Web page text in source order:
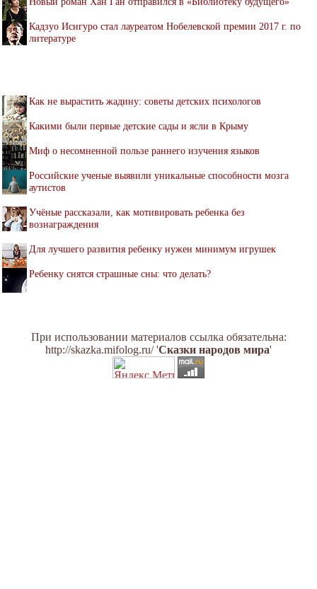
Кадзуо Исигуро стал лауреатом Нобелевской премии 2017 г. по
литературе
Как не вырастить жадину: советы детских психологов
Какими были первые детские сады и ясли в Крыму
Миф о несомненной пользе раннего изучения языков
Российские ученые выявили уникальные способности мозга
аутистов
Учёные рассказали, как мотивировать ребенка без
вознаграждения
Для лучшего развития ребенку нужен минимум игрушек
Ребенку снятся страшные сны: что делать?
При использовании материалов ссылка обязательна:
http://skazka.mifolog.ru/ 'Сказки народов мира'